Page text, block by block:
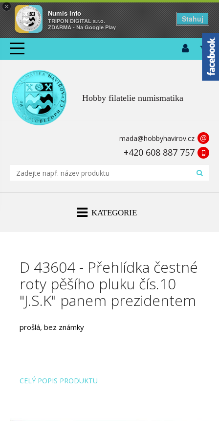
×
Numis Info
TRIPON DIGITAL s.r.o.
ZDARMA - Na Google Play
Stahuj
Hobby filatelie numismatika
mada@hobbyhavirov.cz @
+420 608 887 757
KATEGORIE
D 43604 - Přehlídka čestné
roty pěšího pluku čís.10
"J.S.K" panem prezidentem
prošlá, bez známky
CELÝ POPIS PRODUKTU